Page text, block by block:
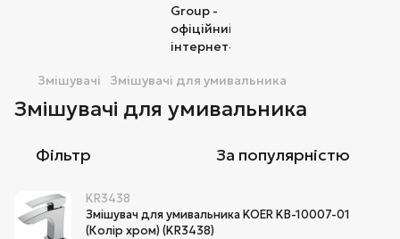
Змішувачі Змішувачі для умивальника
Змішувачі для умивальника
Фільтр За популярністю
KR3438
Змішувач для умивальника KOER KB-10007-01
(Колір хром) (KR3438)